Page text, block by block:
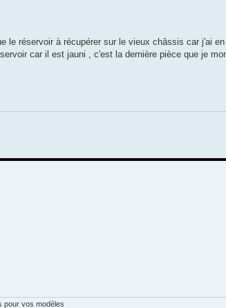
le réservoir à récupérer sur le vieux châssis car j'ai
car il est jauni , c'est la dernière pièce que je
pour vos modèles